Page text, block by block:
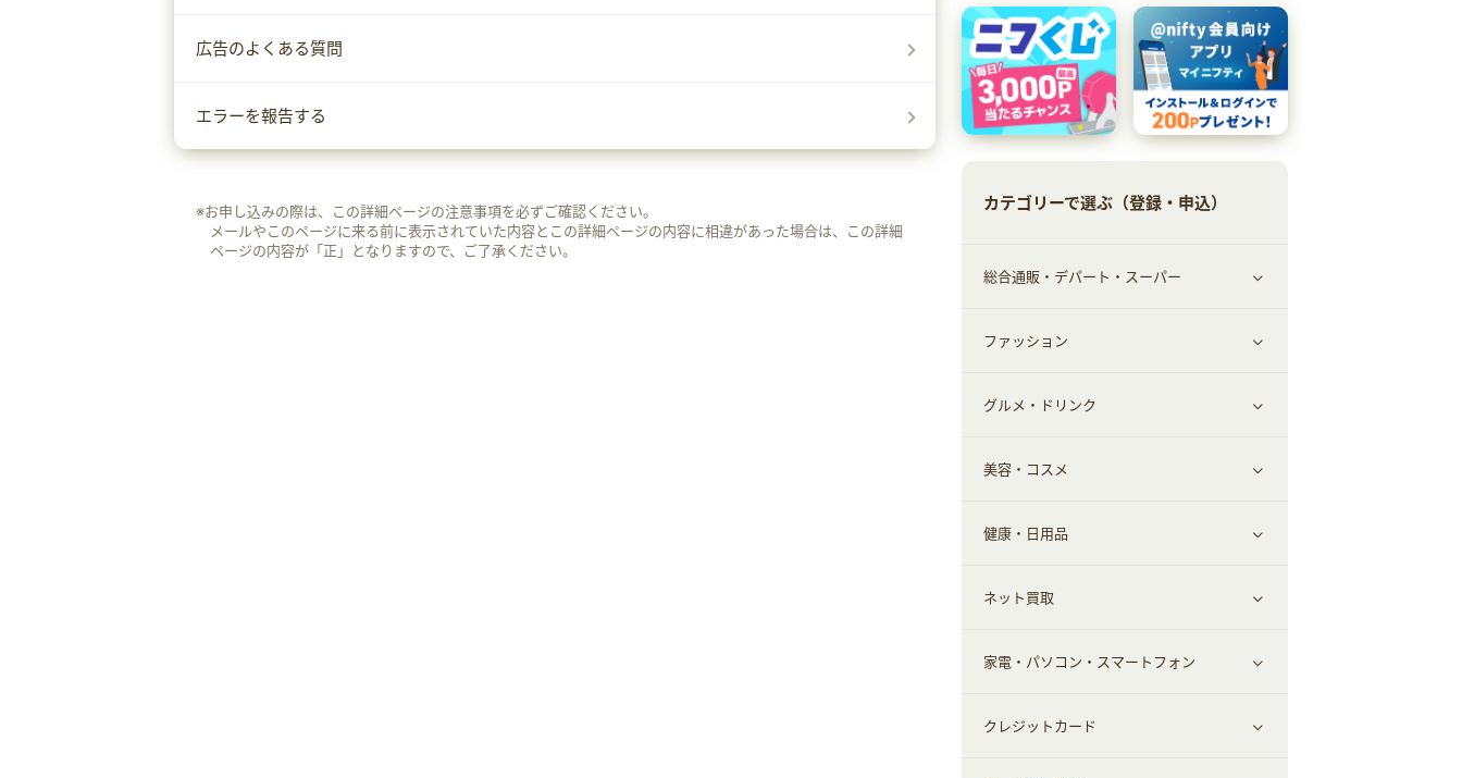
広告のよくある質問
エラーを報告する
※お申し込みの際は、この詳細ページの注意事項を必ずご確認ください。
メールやこのページに来る前に表示されていた内容とこの詳細ページの内容に相違があった場合は、この詳細
ページの内容が「正」となりますので、ご了承ください。
カテゴリーで選ぶ（登録・申込）
総合通販・デパート・スーパー
すべて見る
総合通販
ファッション
すべて見る
ファッション
インナー・下着
スーツ・フォーマル
グルメ・ドリンク
すべて見る
グルメ
お酒
食材宅配
ウォーターサーバー
美容・コスメ
すべて見る
ヘアケア
エステ・サロン
メンズ美容
健康・日用品
すべて見る
スポーツ・フィットネス
日用品・薬局・からだ
ネット買取
すべて見る
ネット買取
家電・パソコン・スマートフォン
すべて見る
クレジットカード